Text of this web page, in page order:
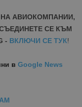
АВИОКОМПАНИИ,
СЕ КЪМ
- ВКЛЮЧИ СЕ ТУК!
в Google News